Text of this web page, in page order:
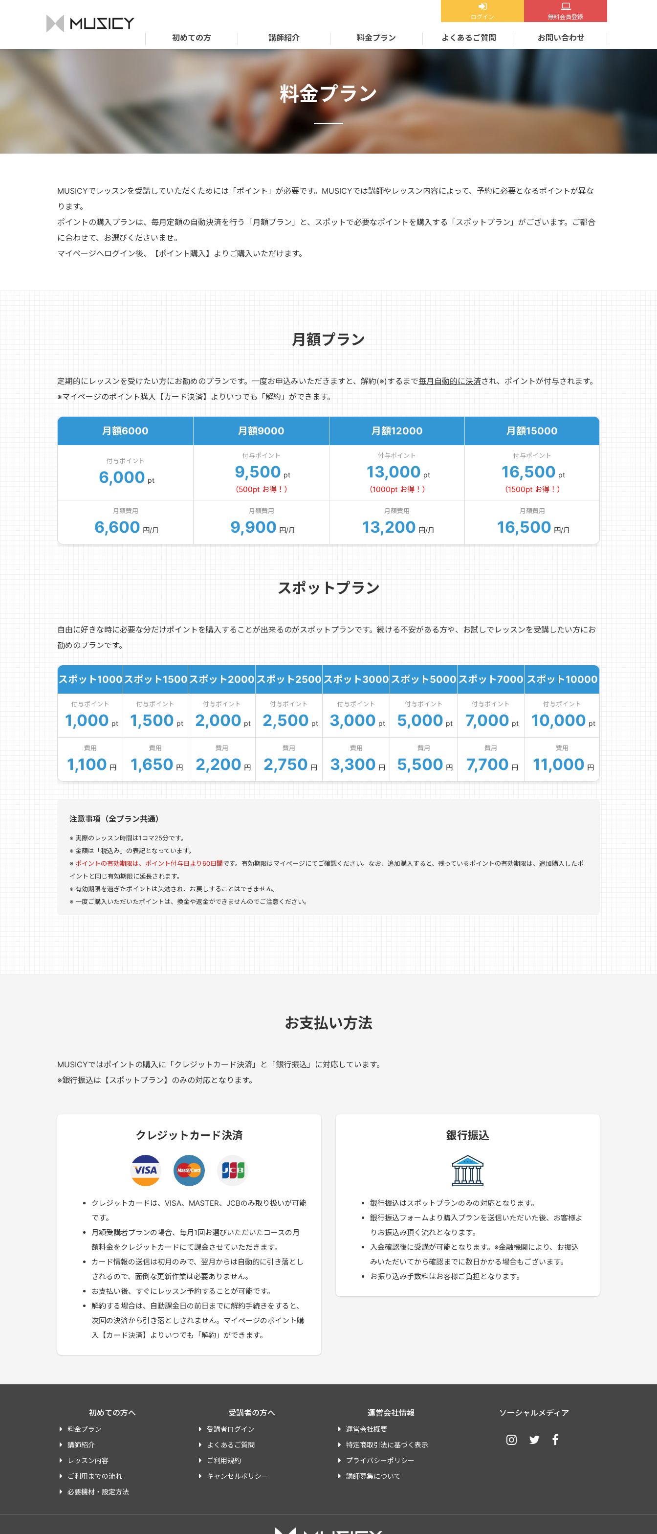
ログイン 無料会員登録
初めての方 講師紹介 料金プラン よくあるご質問 お問い合わせ
料金プラン
MUSICYでレッスンを受講していただくためには「ポイント」が必要です。MUSICYでは講師やレッスン内容によって、予約に必要となるポイントが異な
ります。
ポイントの購入プランは、毎月定額の自動決済を行う「月額プラン」と、スポットで必要なポイントを購入する「スポットプラン」がございます。ご都合
に合わせて、お選びくださいませ。
マイページへログイン後、【ポイント購入】よりご購入いただけます。
月額プラン
定期的にレッスンを受けたい方にお勧めのプランです。一度お申込みいただきますと、解約(※)するまで毎月自動的に決済され、ポイントが付与されます。
※マイページのポイント購入【カード決済】よりいつでも「解約」ができます。
月額6000 月額9000 月額12000 月額15000
付与ポイント
6,000 pt
付与ポイント
9,500 pt
（500pt お得！）
付与ポイント
13,000 pt
（1000pt お得！）
付与ポイント
16,500 pt
（1500pt お得！）
月額費用
6,600 円/月
月額費用
9,900 円/月
月額費用
13,200 円/月
月額費用
16,500 円/月
スポットプラン
自由に好きな時に必要な分だけポイントを購入することが出来るのがスポットプランです。続ける不安がある方や、お試しでレッスンを受講したい方にお
勧めのプランです。
スポット1000スポット1500スポット2000 スポット2500 スポット3000 スポット5000 スポット7000 スポット10000
付与ポイント
1,000 pt
付与ポイント
1,500 pt
付与ポイント
2,000 pt
付与ポイント
2,500 pt
付与ポイント
3,000 pt
付与ポイント
5,000 pt
付与ポイント
7,000 pt
付与ポイント
10,000 pt
費用
1,100 円
費用
1,650 円
費用
2,200 円
費用
2,750 円
費用
3,300 円
費用
5,500 円
費用
7,700 円
費用
11,000 円
注意事項（全プラン共通）
実際のレッスン時間は1コマ25分です。
金額は「税込み」の表記となっています。
ポイントの有効期限は、ポイント付与日より60日間です。有効期限はマイページにてご確認ください。なお、追加購入すると、残っているポイントの有効期限は、追加購入したポ
イントと同じ有効期限に延長されます。
有効期限を過ぎたポイントは失効され、お戻しすることはできません。
一度ご購入いただいたポイントは、換金や返金ができませんのでご注意ください。
お支払い方法
MUSICYではポイントの購入に「クレジットカード決済」と「銀行振込」に対応しています。
※銀行振込は【スポットプラン】のみの対応となります。
クレジットカード決済
クレジットカードは、VISA、MASTER、JCBのみ取り扱いが可能
です。
月額受講者プランの場合、毎月1回お選びいただいたコースの月
額料金をクレジットカードにて課金させていただきます。
カード情報の送信は初月のみで、翌月からは自動的に引き落とし
されるので、面倒な更新作業は必要ありません。
お支払い後、すぐにレッスン予約することが可能です。
解約する場合は、自動課金日の前日までに解約手続きをすると、
次回の決済から引き落としされません。マイページのポイント購
入【カード決済】よりいつでも「解約」ができます。
銀行振込
銀行振込はスポットプランのみの対応となります。
銀行振込フォームより購入プランを送信いただいた後、お客様よ
りお振込み頂く流れとなります。
入金確認後に受講が可能となります。※金融機関により、お振込
みいただいてから確認までに数日かかる場合もございます。
お振り込み手数料はお客様ご負担となります。
初めての方へ
料金プラン
講師紹介
レッスン内容
ご利用までの流れ
必要機材・設定方法
受講者の方へ
受講者ログイン
よくあるご質問
ご利用規約
キャンセルポリシー
運営会社情報
運営会社概要
特定商取引法に基づく表示
プライバシーポリシー
講師募集について
ソーシャルメディア